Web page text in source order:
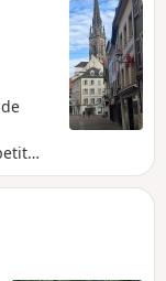
: sur
et